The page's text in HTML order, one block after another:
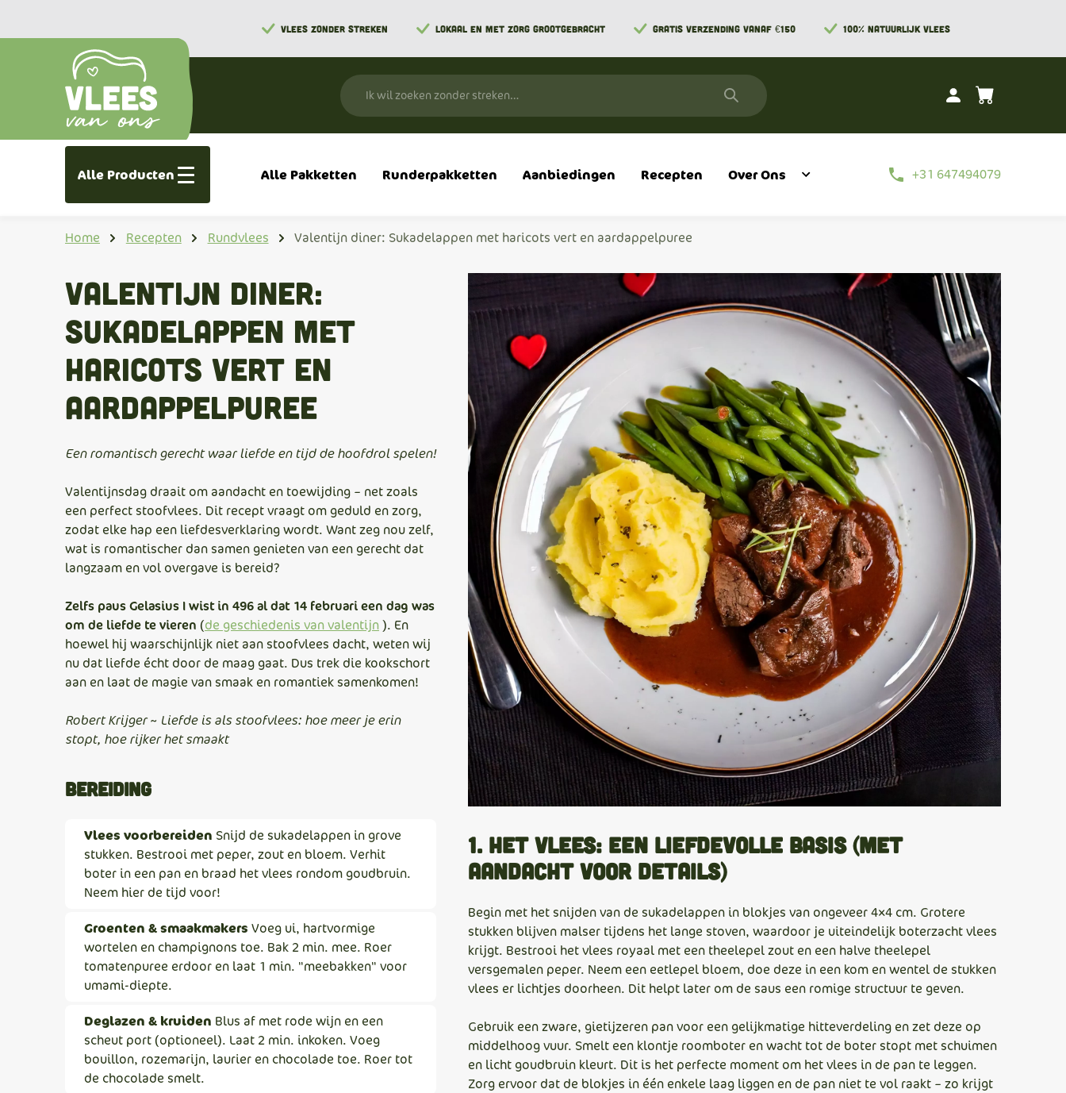
VLEES ZONDER STREKEN LOKAAL EN MET ZORG GROOTGEBRACHT GRATIS VERZENDING VANAF €150 100% NATUURLIJK VLEES
Alle Producten Alle Pakketten Runderpakketten Aanbiedingen Recepten
Over Ons
Delen Van De Koe
Delen Van Het Varken
Delen Van De Kip
Delen Van De Kalkoen
Grasgevoerd Vlees
Hereford Runderen
Waar Staan Onze Koeien?
Veelgestelde Vragen
phone +31 647494079
Home Recepten Rundvlees Valentijn diner: Sukadelappen met haricots vert en aardappelpuree
Valentijn diner:
Sukadelappen met
haricots vert en
aardappelpuree
Een romantisch gerecht waar liefde en tijd de hoofdrol spelen!
Valentijnsdag draait om aandacht en toewijding – net zoals
een perfect stoofvlees. Dit recept vraagt om geduld en zorg,
zodat elke hap een liefdesverklaring wordt. Want zeg nou zelf,
wat is romantischer dan samen genieten van een gerecht dat
langzaam en vol overgave is bereid?
Zelfs paus Gelasius I wist in 496 al dat 14 februari een dag was
om de liefde te vieren (de geschiedenis van valentijn). En
hoewel hij waarschijnlijk niet aan stoofvlees dacht, weten wij
nu dat liefde écht door de maag gaat. Dus trek die kookschort
aan en laat de magie van smaak en romantiek samenkomen!
Robert Krijger ~ Liefde is als stoofvlees: hoe meer je erin
stopt, hoe rijker het smaakt
Bereiding
Vlees voorbereiden Snijd de sukadelappen in grove
stukken. Bestrooi met peper, zout en bloem. Verhit
boter in een pan en braad het vlees rondom goudbruin.
Neem hier de tijd voor!
Groenten & smaakmakers Voeg ui, hartvormige
wortelen en champignons toe. Bak 2 min. mee. Roer
tomatenpuree erdoor en laat 1 min. "meebakken" voor
umami-diepte.
Deglazen & kruiden Blus af met rode wijn en een
scheut port (optioneel). Laat 2 min. inkoken. Voeg
bouillon, rozemarijn, laurier en chocolade toe. Roer tot
de chocolade smelt.
1. Het vlees: een liefdevolle basis (met
aandacht voor details)
Begin met het snijden van de sukadelappen in blokjes van ongeveer 4×4 cm. Grotere
stukken blijven malser tijdens het lange stoven, waardoor je uiteindelijk boterzacht vlees
krijgt. Bestrooi het vlees royaal met een theelepel zout en een halve theelepel
versgemalen peper. Neem een eetlepel bloem, doe deze in een kom en wentel de stukken
vlees er lichtjes doorheen. Dit helpt later om de saus een romige structuur te geven.
Gebruik een zware, gietijzeren pan voor een gelijkmatige hitteverdeling en zet deze op
middelhoog vuur. Smelt een klontje roomboter en wacht tot de boter stopt met schuimen
en licht goudbruin kleurt. Dit is het perfecte moment om het vlees in de pan te leggen.
Zorg ervoor dat de blokjes in één enkele laag liggen en de pan niet te vol raakt – zo krijgt